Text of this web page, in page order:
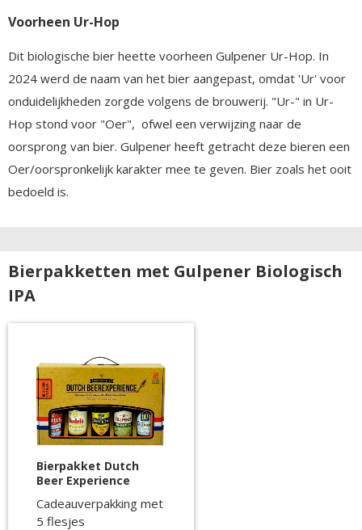
Voorheen Ur-Hop
Dit biologische bier heette voorheen Gulpener Ur-Hop. In
2024 werd de naam van het bier aangepast, omdat 'Ur' voor
onduidelijkheden zorgde volgens de brouwerij. "Ur-" in Ur-
Hop stond voor "Oer", ofwel een verwijzing naar de
oorsprong van bier. Gulpener heeft getracht deze bieren een
Oer/oorspronkelijk karakter mee te geven. Bier zoals het ooit
bedoeld is.
Bierpakketten met Gulpener Biologisch
IPA
Bierpakket Dutch
Beer Experience
Cadeauverpakking met
5 flesjes